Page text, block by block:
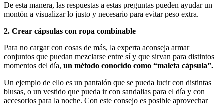
De esta manera, las respuestas a estas preguntas pueden ayudar un
montón a visualizar lo justo y necesario para evitar peso extra.
2. Crear cápsulas con ropa combinable
Para no cargar con cosas de más, la experta aconseja armar
conjuntos que puedan mezclarse entre sí y que sirvan para distintos
momentos del día, un método conocido como “maleta cápsula”.
Un ejemplo de ello es un pantalón que se pueda lucir con distintas
blusas, o un vestido que pueda ir con sandalias para el día y con
accesorios para la noche. Con este consejo es posible aprovechar